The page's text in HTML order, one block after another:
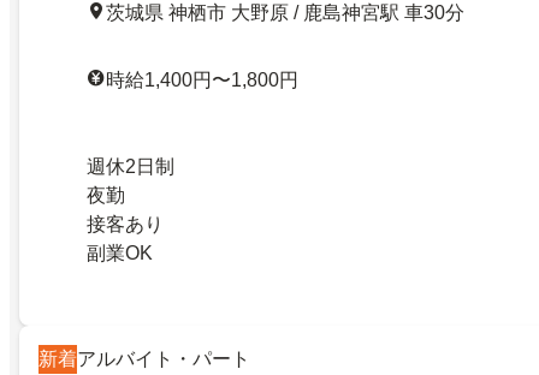
茨城県 神栖市 大野原 / 鹿島神宮駅 車30分
時給1,400円〜1,800円
週休2日制
夜勤
接客あり
副業OK
新着アルバイト・パート